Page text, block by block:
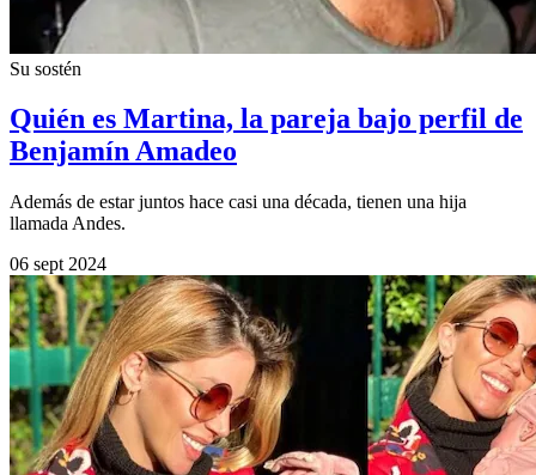
Su sostén
Quién es Martina, la pareja bajo perfil de
Benjamín Amadeo
Además de estar juntos hace casi una década, tienen una hija
llamada Andes.
06 sept 2024